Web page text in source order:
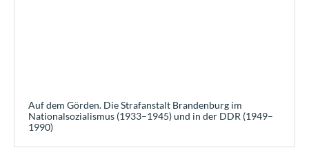
Auf dem Görden. Die Strafanstalt Brandenburg im
Nationalsozialismus (1933–1945) und in der DDR (1949–
1990)